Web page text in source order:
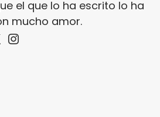
el que lo ha escrito lo ha
mucho amor.